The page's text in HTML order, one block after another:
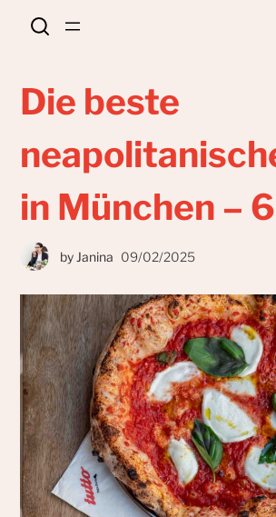
Die beste
in München –
by Janina 09/02/2025